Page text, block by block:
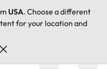
USA. Choose a different
for your location and